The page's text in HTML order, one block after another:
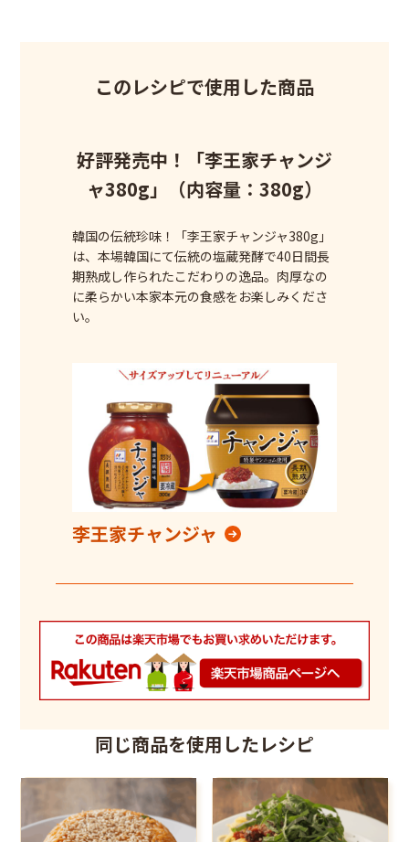
このレシピで使用した商品
好評発売中！「李王家チャンジ
ャ380g」（内容量：380g）
韓国の伝統珍味！「李王家チャンジャ380g」
は、本場韓国にて伝統の塩蔵発酵で40日間長
期熟成し作られたこだわりの逸品。肉厚なの
に柔らかい本家本元の食感をお楽しみくださ
い。
李王家チャンジャ
同じ商品を使用したレシピ